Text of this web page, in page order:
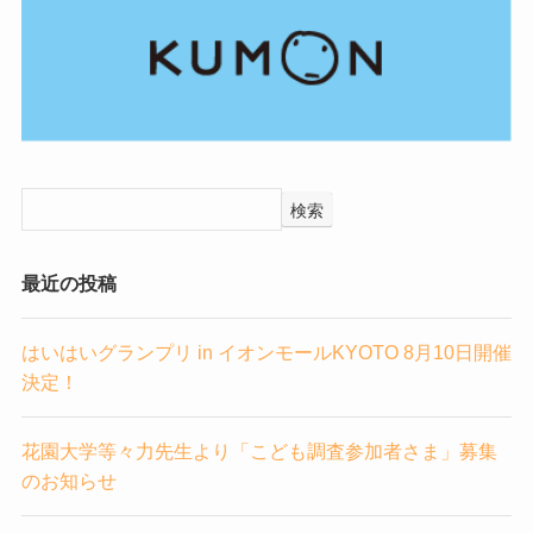
検索
最近の投稿
はいはいグランプリ in イオンモールKYOTO 8月10日開催
決定！
花園大学等々力先生より「こども調査参加者さま」募集
のお知らせ